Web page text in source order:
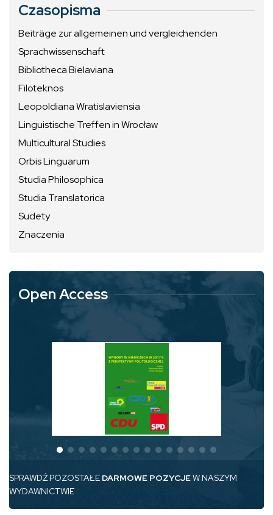
Czasopisma
Beiträge zur allgemeinen und vergleichenden
Sprachwissenschaft
Bibliotheca Bielaviana
Filoteknos
Leopoldiana Wratislaviensia
Linguistische Treffen in Wrocław
Multicultural Studies
Orbis Linguarum
Studia Philosophica
Studia Translatorica
Sudety
Znaczenia
Open Access
SPRAWDŹ POZOSTAŁE DARMOWE POZYCJEW NASZYM
WYDAWNICTWIE